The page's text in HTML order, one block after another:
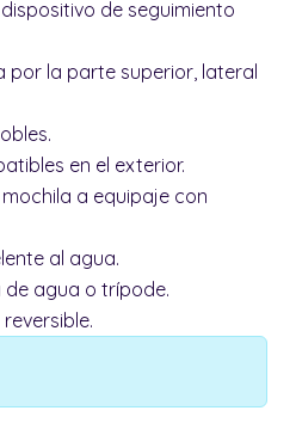
de seguimiento
por la parte superior, lateral
en el exterior.
a equipaje con
al agua.
de agua o trípode.